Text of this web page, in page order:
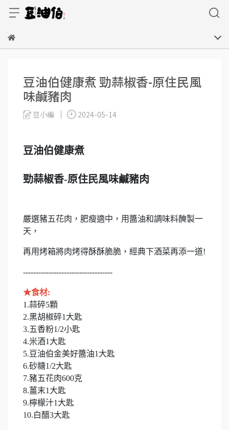
豆油伯健康煮 勁蒜椒香-原住民風
味鹹豬肉
豆小編 2024-05-14
豆油伯健康煮
勁蒜椒香-原住民風味鹹豬肉
嚴選豬五花肉，肥瘦適中，用醬油和調味料醃製一
天，
再用烤箱將肉烤得酥酥脆脆，經典下酒菜再添一道!
-----------------------------------
★食材:
1.蒜碎5顆
2.黑胡椒碎1大匙
3.五香粉1/2小匙
4.米酒1大匙
5.豆油伯金美好醬油1大匙
6.砂糖1/2大匙
7.豬五花肉600克
8.薑末1大匙
9.檸檬汁1大匙
10.白醋3大匙